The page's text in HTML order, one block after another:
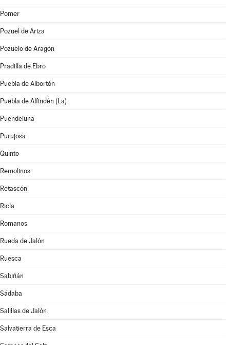
Pomer
Pozuel de Ariza
Pozuelo de Aragón
Pradilla de Ebro
Puebla de Albortón
Puebla de Alfindén (La)
Puendeluna
Purujosa
Quinto
Remolinos
Retascón
Ricla
Romanos
Rueda de Jalón
Ruesca
Sabiñán
Sádaba
Salillas de Jalón
Salvatierra de Esca